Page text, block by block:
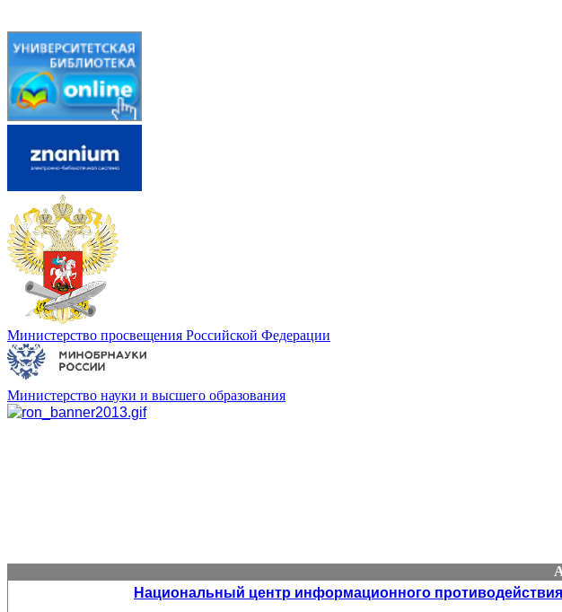
Министерство просвещения Российской Федерации
Министерство науки и высшего образования
Национальный центр информационного